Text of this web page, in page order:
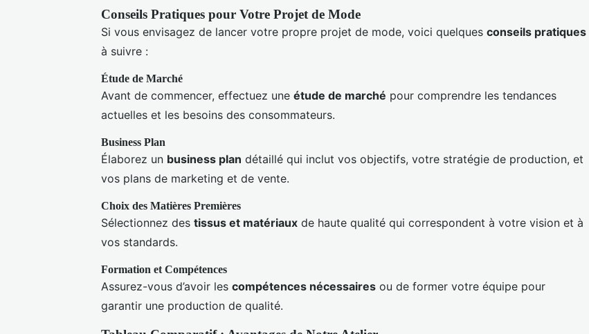
Conseils Pratiques pour Votre Projet de Mode
Si vous envisagez de lancer votre propre projet de mode, voici quelques conseils pratiques
à suivre :
Étude de Marché
Avant de commencer, effectuez une étude de marché pour comprendre les tendances
actuelles et les besoins des consommateurs.
Business Plan
Élaborez un business plan détaillé qui inclut vos objectifs, votre stratégie de production, et
vos plans de marketing et de vente.
Choix des Matières Premières
Sélectionnez des tissus et matériaux de haute qualité qui correspondent à votre vision et à
vos standards.
Formation et Compétences
Assurez-vous d’avoir les compétences nécessaires ou de former votre équipe pour
garantir une production de qualité.